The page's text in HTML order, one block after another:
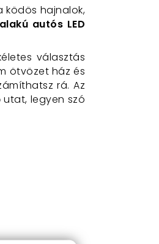
ködös hajnalok,
autós LED
választás
ötvözet ház és
rá. Az
legyen szó